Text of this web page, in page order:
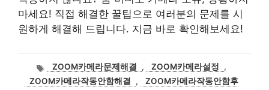
마세요! 직접 해결한 꿀팁으로 여러분의 문제를 시
원하게 해결해 드립니다. 지금 바로 확인해보세요!
태
그
ZOOM카메라문제해결 , ZOOM카메라설정
,
ZOOM카메라작동안함해결
,
ZOOM카메라작동안함후